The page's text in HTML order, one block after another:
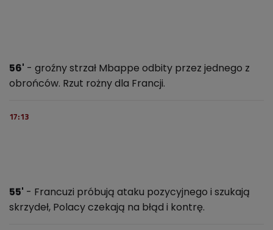
56' - groźny strzał Mbappe odbity przez jednego z
obrońców. Rzut rożny dla Francji.
17:13
55' - Francuzi próbują ataku pozycyjnego i szukają
skrzydeł, Polacy czekają na błąd i kontrę.